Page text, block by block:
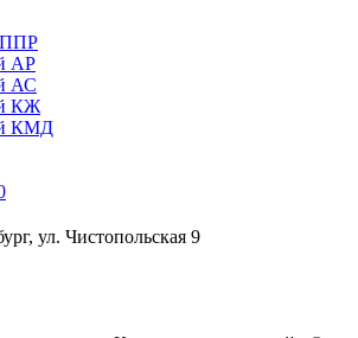
ППР
АР
АС
КЖ
КМД
ул. Чистопольская 9